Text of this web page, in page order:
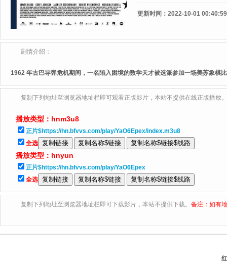
更新时间： 2022-10-01 00:40:59
剧情介绍：
1962 年古巴导弹危机期间，一名陷入困境的数学天才被选派参加一场美苏象棋
复制下列地址至浏览器地址栏即可观看正版影片，本站不提供在线正版播放。
播放类型： hnm3u8
正片$https://hn.bfvvs.com/play/YaO6Epex/index.m3u8
全选
播放类型： hnyun
正片$https://hn.bfvvs.com/play/YaO6Epex
全选
复制下列地址至浏览器地址栏即可下载影片，本站不提供下载。 备注：如有